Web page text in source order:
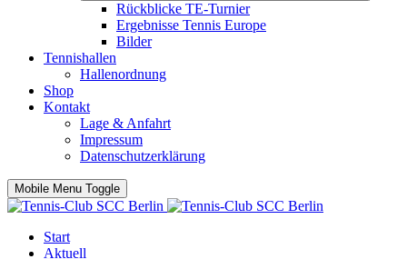
Rückblicke TE-Turnier
Ergebnisse Tennis Europe
Bilder
Tennishallen
Hallenordnung
Shop
Kontakt
Lage & Anfahrt
Impressum
Datenschutzerklärung
Mobile Menu Toggle
Start
Aktuell